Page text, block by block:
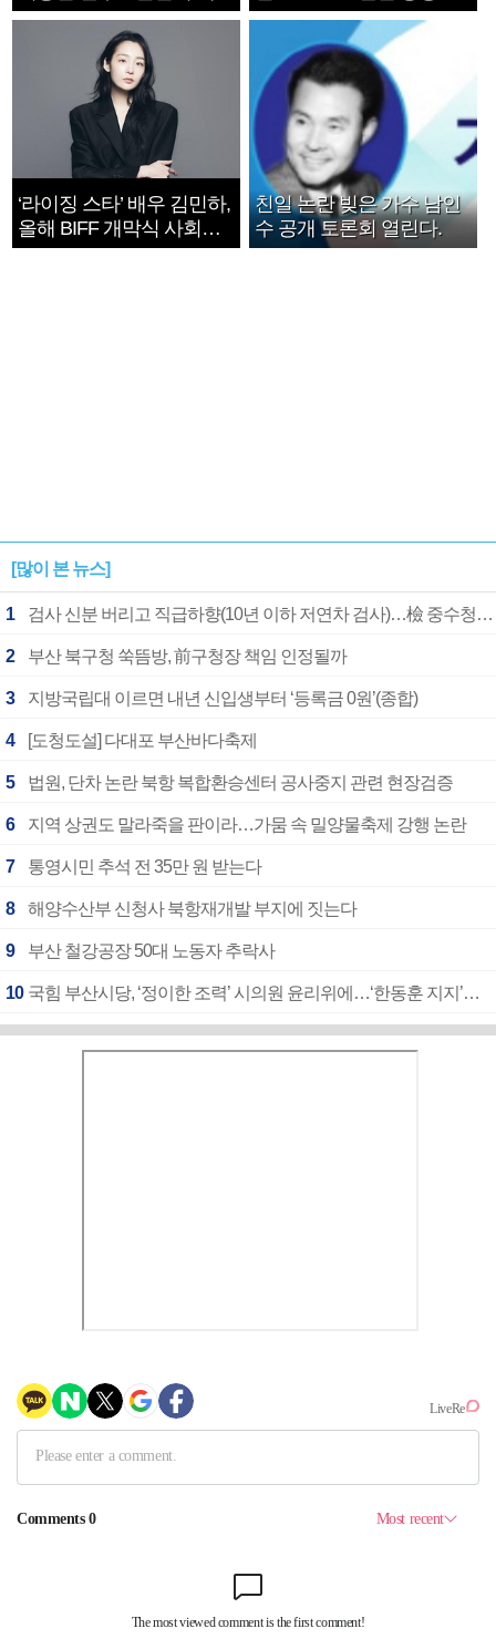
지는 ‘전쟁 속죄’
1182개팀 전수조사
‘라이징 스타’ 배우 김민하,
올해 BIFF 개막식 사회자
확정
친일 논란 빚은 가수 남인
수 공개 토론회 열린다.
[많이 본 뉴스]
1 검사 신분 버리고 직급하향(10년 이하 저연차 검사)…檢 중수청행 기피
2 부산 북구청 쑥뜸방, 前구청장 책임 인정될까
3 지방국립대 이르면 내년 신입생부터 ‘등록금 0원’(종합)
4 [도청도설] 다대포 부산바다축제
5 법원, 단차 논란 북항 복합환승센터 공사중지 관련 현장검증
6 지역 상권도 말라죽을 판이라…가뭄 속 밀양물축제 강행 논란
7 통영시민 추석 전 35만 원 받는다
8 해양수산부 신청사 북항재개발 부지에 짓는다
9 부산 철강공장 50대 노동자 추락사
10 국힘 부산시당, ‘정이한 조력’ 시의원 윤리위에…‘한동훈 지지’도 신고접수